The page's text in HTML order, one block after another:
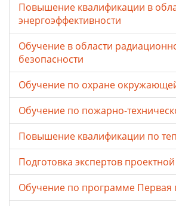
Повышение квалификации в
энергоэффективности
Обучение в области
безопасности
Обучение по охране
Обучение по пожарно-
Повышение квалификации по
Подготовка экспертов
Обучение по программе